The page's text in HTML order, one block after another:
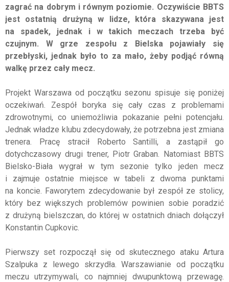
zagrać na dobrym i równym poziomie. Oczywiście BBTS
jest ostatnią drużyną w lidze, która skazywana jest
na spadek, jednak i w takich meczach trzeba być
czujnym. W grze zespołu z Bielska pojawiały się
przebłyski, jednak było to za mało, żeby podjąć równą
walkę przez cały mecz.
Projekt Warszawa od początku sezonu spisuje się poniżej
oczekiwań. Zespół boryka się cały czas z problemami
zdrowotnymi, co uniemożliwia pokazanie pełni potencjału.
Jednak władze klubu zdecydowały, że potrzebna jest zmiana
trenera. Pracę stracił Roberto Santilli, a zastąpił go
dotychczasowy drugi trener, Piotr Graban. Natomiast BBTS
Bielsko-Biała wygrał w tym sezonie tylko jeden mecz
i zajmuje ostatnie miejsce w tabeli z dwoma punktami
na koncie. Faworytem zdecydowanie był zespół ze stolicy,
który bez większych problemów powinien sobie poradzić
z drużyną bielszczan, do której w ostatnich dniach dołączył
Konstantin Cupkovic.
Pierwszy set rozpoczął się od skutecznego ataku Artura
Szalpuka z lewego skrzydła. Warszawianie od początku
meczu utrzymywali, co najmniej dwupunktową przewagę.